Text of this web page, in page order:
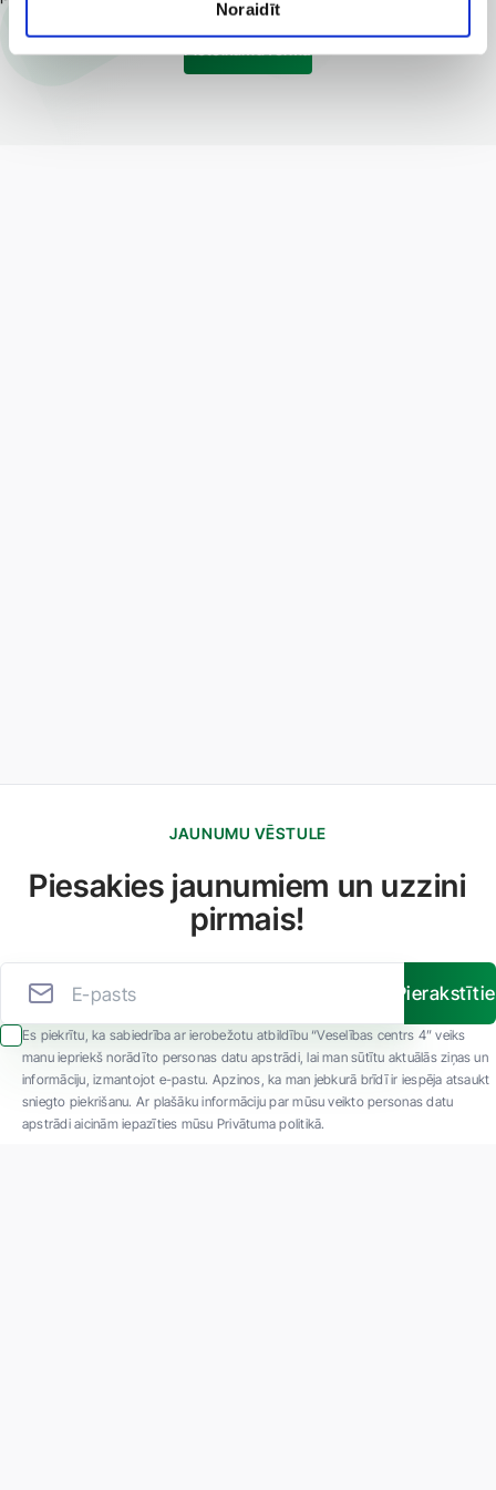
Noraidīt
JAUNUMU VĒSTULE
Piesakies jaunumiem un uzzini
pirmais!
Es piekrītu, ka sabiedrība ar ierobežotu atbildību “Veselības centrs 4” veiks
manu iepriekš norādīto personas datu apstrādi, lai man sūtītu aktuālās ziņas un
informāciju, izmantojot e-pastu. Apzinos, ka man jebkurā brīdī ir iespēja atsaukt
sniegto piekrišanu. Ar plašāku informāciju par mūsu veikto personas datu
apstrādi aicinām iepazīties mūsu Privātuma politikā.